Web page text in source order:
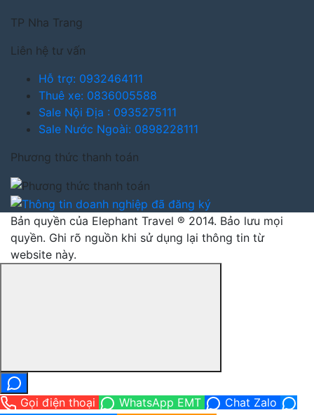
TP Nha Trang
Liên hệ tư vấn
Hỗ trợ: 0932464111
Thuê xe: 0836005588
Sale Nội Địa : 0935275111
Sale Nước Ngoài: 0898228111
Phương thức thanh toán
Bản quyền của Elephant Travel ® 2014. Bảo lưu mọi
quyền. Ghi rõ nguồn khi sử dụng lại thông tin từ
website này.
Gọi điện thoại WhatsApp EMT
Chat Zalo